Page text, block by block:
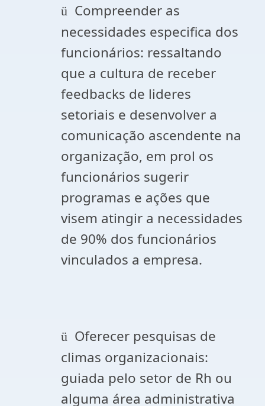
ü Compreender as
necessidades especifica dos
funcionários: ressaltando
que a cultura de receber
feedbacks de lideres
setoriais e desenvolver a
comunicação ascendente na
organização, em prol os
funcionários sugerir
programas e ações que
visem atingir a necessidades
de 90% dos funcionários
vinculados a empresa.
ü Oferecer pesquisas de
climas organizacionais:
guiada pelo setor de Rh ou
alguma área administrativa